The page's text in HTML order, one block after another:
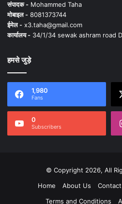
संपादक - Mohammed Taha
मोबाइल - 8081373744
ईमेल - x3.taha@gmail.com
कार्यालय - 34/1/34 sewak ashram road
हमसे जुड़े
1,980
Fans
0
Subscribers
© Copyright 2026, All
Home
About Us
Terms and Conditions